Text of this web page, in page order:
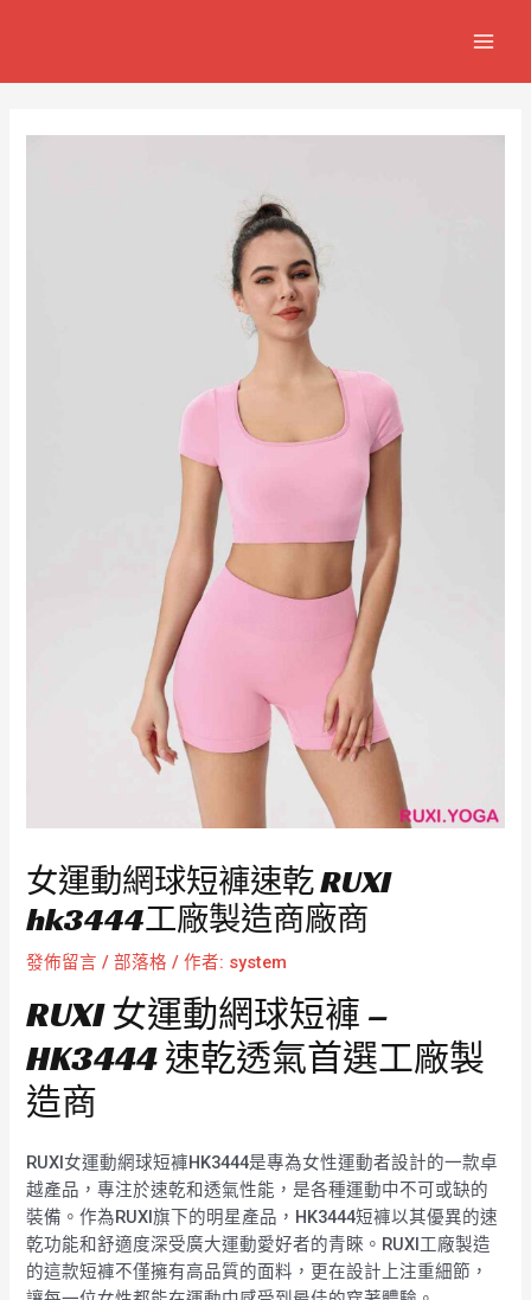
女運動網球短褲速乾 RUXI
hk3444工廠製造商廠商
發佈留言 /部落格 / 作者: system
RUXI 女運動網球短褲 –
HK3444 速乾透氣首選工廠製
造商
RUXI女運動網球短褲HK3444是專為女性運動者設計的一款卓
越產品，專注於速乾和透氣性能，是各種運動中不可或缺的
裝備。作為RUXI旗下的明星產品，HK3444短褲以其優異的速
乾功能和舒適度深受廣大運動愛好者的青睞。RUXI工廠製造
的這款短褲不僅擁有高品質的面料，更在設計上注重細節，